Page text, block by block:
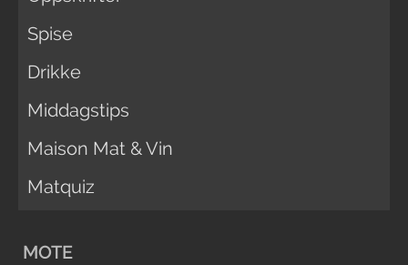
Spise
Drikke
Middagstips
Maison Mat & Vin
Matquiz
MOTE